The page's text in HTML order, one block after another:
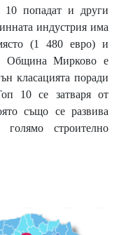
10 попадат и други
индустрия има
(1 480 евро) и
Община Мирково е
класацията поради
10 се затваря от
също се развива
строително